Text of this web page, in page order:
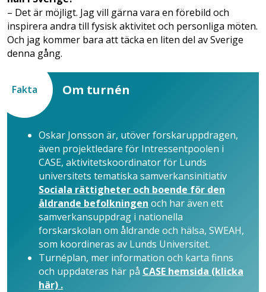
– Det är möjligt. Jag vill gärna vara en förebild och
inspirera andra till fysisk aktivitet och personliga möten.
Och jag kommer bara att täcka en liten del av Sverige
denna gång.
Fakta Om turnén
Oskar Jonsson är, utöver forskaruppdragen,
även projektledare för Intressentpoolen i
CASE, aktivitetskoordinator för Lunds
universitets tematiska samverkansinitiativ
Sociala rättigheter och boende för den
åldrande befolkningen och har även ett
samverkansuppdrag i nationella
forskarskolan om åldrande och hälsa, SWEAH,
som koordineras av Lunds Universitet.
Turnéplan, mer information och karta finns
och uppdateras här på CASE hemsida (klicka
här) .